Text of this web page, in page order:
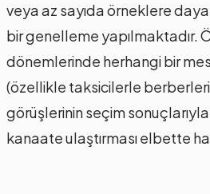
veya az sayıda örneklere
bir genelleme yapılmaktadır.
dönemlerinde herhangi bir
(özellikle taksicilerle
görüşlerinin seçim
kanaate ulaştırması elbette